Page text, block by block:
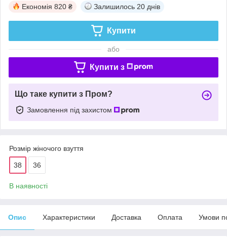
Економія 820 ₴ Залишилось 20 днів
Купити
або
Купити з
Що таке купити з Пром?
Замовлення під захистом
Розмір жіночого взуття
38 36
В наявності
Опис Характеристики Доставка Оплата Умови